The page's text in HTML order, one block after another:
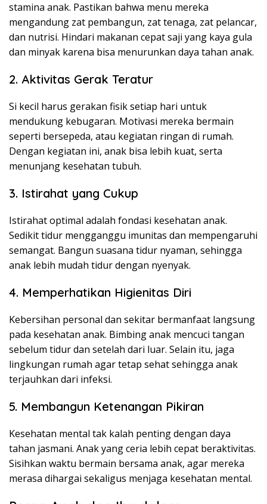
stamina anak. Pastikan bahwa menu mereka
mengandung zat pembangun, zat tenaga, zat pelancar,
dan nutrisi. Hindari makanan cepat saji yang kaya gula
dan minyak karena bisa menurunkan daya tahan anak.
2. Aktivitas Gerak Teratur
Si kecil harus gerakan fisik setiap hari untuk
mendukung kebugaran. Motivasi mereka bermain
seperti bersepeda, atau kegiatan ringan di rumah.
Dengan kegiatan ini, anak bisa lebih kuat, serta
menunjang kesehatan tubuh.
3. Istirahat yang Cukup
Istirahat optimal adalah fondasi kesehatan anak.
Sedikit tidur mengganggu imunitas dan mempengaruhi
semangat. Bangun suasana tidur nyaman, sehingga
anak lebih mudah tidur dengan nyenyak.
4. Memperhatikan Higienitas Diri
Kebersihan personal dan sekitar bermanfaat langsung
pada kesehatan anak. Bimbing anak mencuci tangan
sebelum tidur dan setelah dari luar. Selain itu, jaga
lingkungan rumah agar tetap sehat sehingga anak
terjauhkan dari infeksi.
5. Membangun Ketenangan Pikiran
Kesehatan mental tak kalah penting dengan daya
tahan jasmani. Anak yang ceria lebih cepat beraktivitas.
Sisihkan waktu bermain bersama anak, agar mereka
merasa dihargai sekaligus menjaga kesehatan mental.